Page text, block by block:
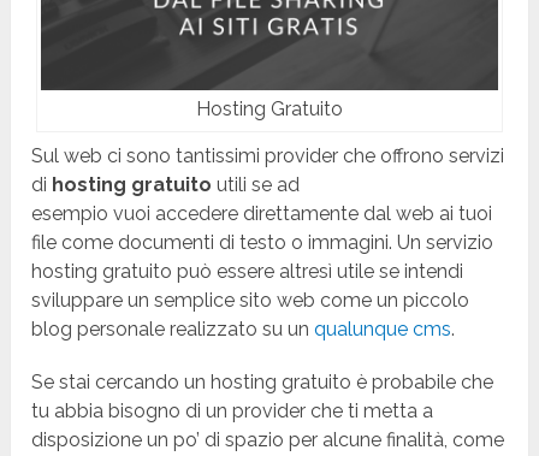
Hosting Gratuito
Sul web ci sono tantissimi provider che offrono servizi
di hosting gratuito utili se ad
esempio vuoi accedere direttamente dal web ai tuoi
file come documenti di testo o immagini. Un servizio
hosting gratuito può essere altresì utile se intendi
sviluppare un semplice sito web come un piccolo
blog personale realizzato su unqualunque cms.
Se stai cercando un hosting gratuito è probabile che
tu abbia bisogno di un provider che ti metta a
disposizione un po’ di spazio per alcune finalità, come